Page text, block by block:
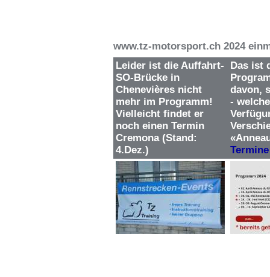
www.tz-motorsport.ch 2024
Leider ist die Auffahrt-
SO-Brücke in
Chenevières nicht
mehr im Programm!
Vielleicht findet er
noch einen Termin
Cremona (Stand:
4.Dez.)
Das ist
davon,
-
Termine